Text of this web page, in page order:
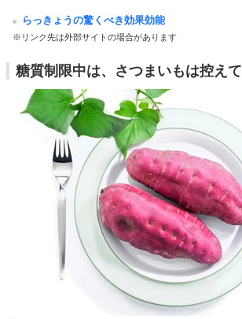
らっきょうの驚くべき効果効能
※リンク先は外部サイトの場合があります
糖質制限中は、さつまいもは控えて